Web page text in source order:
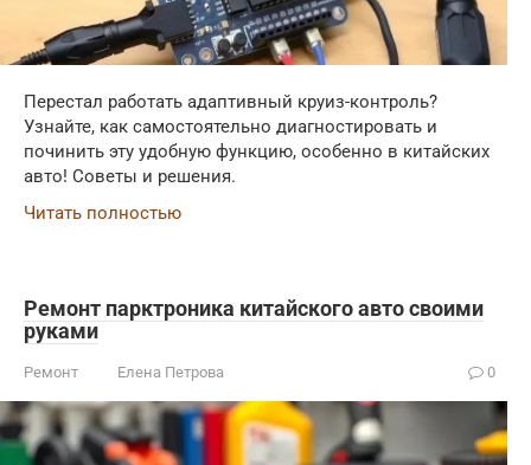
Перестал работать адаптивный круиз-контроль?
Узнайте, как самостоятельно диагностировать и
починить эту удобную функцию, особенно в китайских
авто! Советы и решения.
Читать полностью
Ремонт парктроника китайского авто своими
руками
Ремонт Елена Петрова 0